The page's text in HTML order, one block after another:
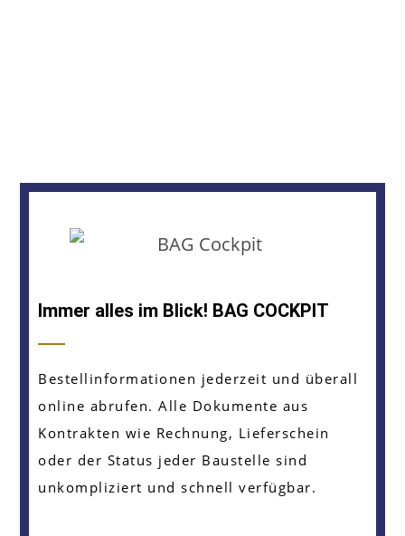
Immer alles im Blick! BAG COCKPIT
Bestellinformationen jederzeit und überall
online abrufen. Alle Dokumente aus
Kontrakten wie Rechnung, Lieferschein
oder der Status jeder Baustelle sind
unkompliziert und schnell verfügbar.